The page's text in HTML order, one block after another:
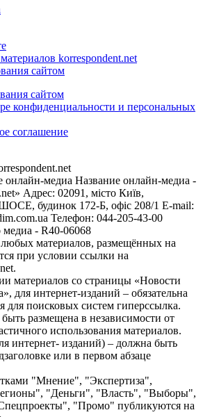
korrespondent.net
сайтом
сайтом
конфиденциальности и персональных
соглашение
онлайн-медиа Название онлайн-медиа -
Адрес: 02091, місто Київ,
будинок 172-Б, офіс 208/1 E-mail:
Телефон: 044-205-43-00
- R40-06068
материалов, размещённых на
при условии ссылки на
материалов со страницы «Новости
для интернет-изданий – обязательна
для поисковых систем гиперссылка.
размещена в независимости от
использования материалов.
интернет- изданий) – должна быть
или в первом абзаце
"Мнение", "Экспертиза",
"Деньги", "Власть", "Выборы",
"Промо" публикуются на